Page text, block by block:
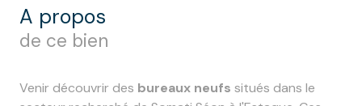
a propos
de ce bien
Venir découvrir des bureaux neufs situés dans le